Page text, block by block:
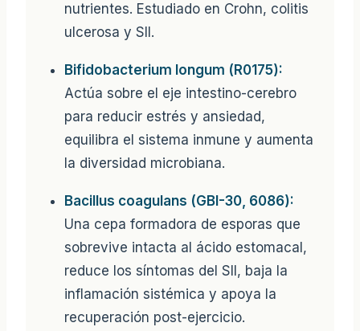
nutrientes. Estudiado en Crohn, colitis
ulcerosa y SII.
Bifidobacterium longum (R0175):
Actúa sobre el eje intestino-cerebro
para reducir estrés y ansiedad,
equilibra el sistema inmune y aumenta
la diversidad microbiana.
Bacillus coagulans (GBI-30, 6086):
Una cepa formadora de esporas que
sobrevive intacta al ácido estomacal,
reduce los síntomas del SII, baja la
inflamación sistémica y apoya la
recuperación post-ejercicio.